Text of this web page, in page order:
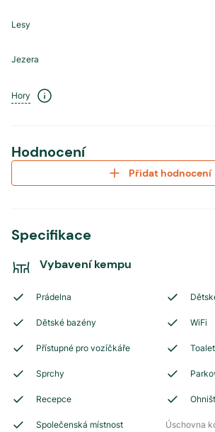
Lesy
Jezera
Hory
Hodnocení
Přidat hodnocení
Specifikace
Vybavení kempu
Prádelna
Dětské bazény WiFi
Přístupné pro vozíčkáře
Sprchy
Recepce
Společenská místnost Úschovna